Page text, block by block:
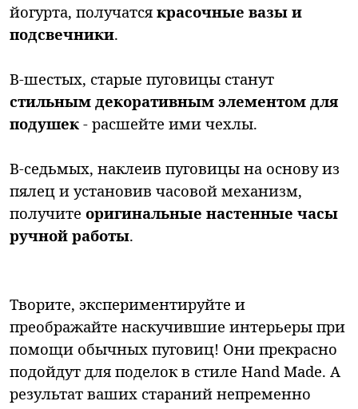
йогурта, получатся красочные вазы и
подсвечники.
В-шестых, старые пуговицы станут
стильным декоративным элементом для
подушек - расшейте ими чехлы.
В-седьмых, наклеив пуговицы на основу из
пялец и установив часовой механизм,
получите оригинальные настенные часы
ручной работы.
Творите, экспериментируйте и
преображайте наскучившие интерьеры при
помощи обычных пуговиц! Они прекрасно
подойдут для поделок в стиле Hand Made. А
результат ваших стараний непременно